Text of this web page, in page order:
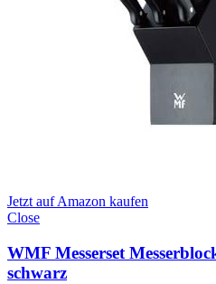
Jetzt auf Amazon kaufen
Close
WMF Messerset
schwarz